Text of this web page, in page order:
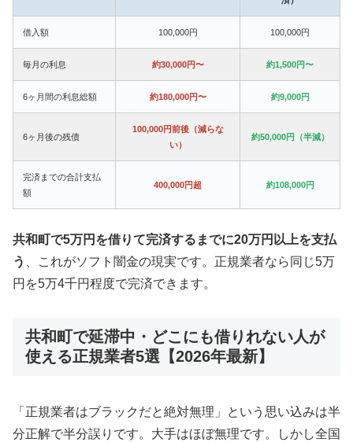
借入額 100,000円 100,000円
毎月の利息 約30,000円〜 約1,500円〜
6ヶ月間の利息総額 約180,000円〜 約9,000円
6ヶ月後の残債
100,000円前後（減らな
い）
約50,000円（半減）
完済までの合計支払
額
400,000円超 約108,000円
共和町で5万円を借りて完済するまでに20万円以上を支払
う
、これがソフト闇金の現実です。正規業者なら同じ5万
円を5万4千円程度で完済できます。
共和町で延滞中・どこにも借りれない人が
使える正規業者5選【2026年最新】
「正規業者はブラックだと絶対無理」という思い込みは半
分正解で半分誤りです。大手はほぼ無理です。しかし全国